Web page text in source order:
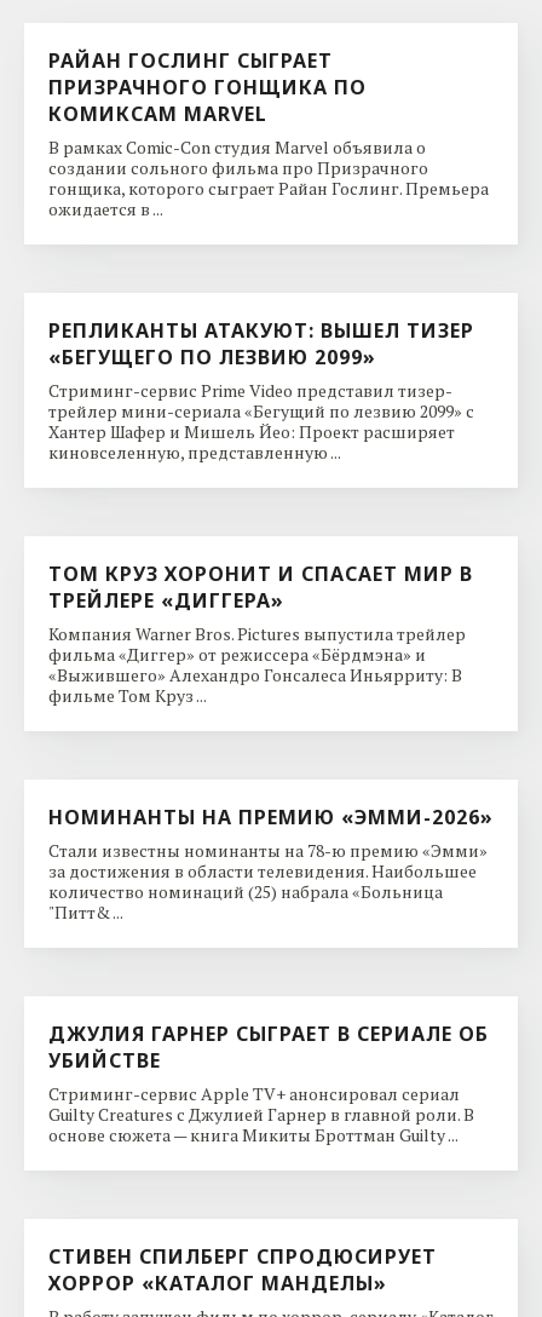
РАЙАН ГОСЛИНГ СЫГРАЕТ
ПРИЗРАЧНОГО ГОНЩИКА ПО
КОМИКСАМ MARVEL
В рамках Comic-Con студия Marvel объявила о
создании сольного фильма про Призрачного
гонщика, которого сыграет Райан Гослинг. Премьера
ожидается в ...
РЕПЛИКАНТЫ АТАКУЮТ: ВЫШЕЛ ТИЗЕР
«БЕГУЩЕГО ПО ЛЕЗВИЮ 2099»
Стриминг-сервис Prime Video представил тизер-
трейлер мини-сериала «Бегущий по лезвию 2099» с
Хантер Шафер и Мишель Йео: Проект расширяет
киновселенную, представленную ...
ТОМ КРУЗ ХОРОНИТ И СПАСАЕТ МИР В
ТРЕЙЛЕРЕ «ДИГГЕРА»
Компания Warner Bros. Pictures выпустила трейлер
фильма «Диггер» от режиссера «Бёрдмэна» и
«Выжившего» Алехандро Гонсалеса Иньярриту: В
фильме Том Круз ...
НОМИНАНТЫ НА ПРЕМИЮ «ЭММИ-2026»
Стали известны номинанты на 78-ю премию «Эмми»
за достижения в области телевидения. Наибольшее
количество номинаций (25) набрала «Больница
"Питт& ...
ДЖУЛИЯ ГАРНЕР СЫГРАЕТ В СЕРИАЛЕ ОБ
УБИЙСТВЕ
Стриминг-сервис Apple TV+ анонсировал сериал
Guilty Creatures с Джулией Гарнер в главной роли. В
основе сюжета — книга Микиты Броттман Guilty ...
СТИВЕН СПИЛБЕРГ СПРОДЮСИРУЕТ
ХОРРОР «КАТАЛОГ МАНДЕЛЫ»